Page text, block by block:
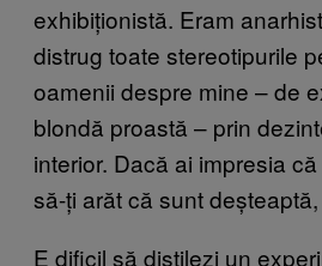
exhibiționistă. Eram
distrug toate stereotipurile
oamenii despre mine – de
blondă proastă – prin
interior. Dacă ai impresia
să-ți arăt că sunt
E dificil să distilezi un